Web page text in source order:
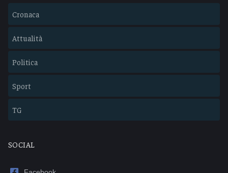
Cronaca
Attualità
Politica
Sport
TG
SOCIAL